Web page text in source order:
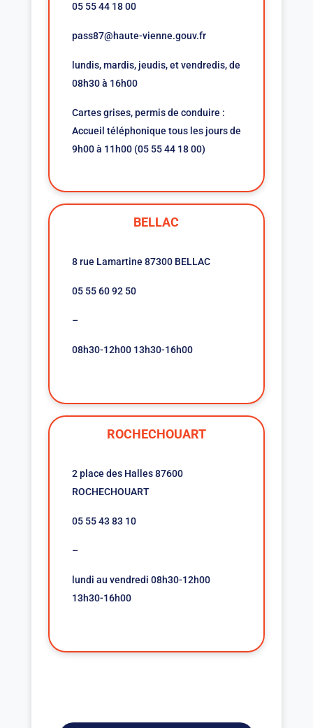
05 55 44 18 00
pass87@haute-vienne.gouv.fr
lundis, mardis, jeudis, et vendredis, de
08h30 à 16h00
Cartes grises, permis de conduire :
Accueil téléphonique tous les jours de
9h00 à 11h00 (05 55 44 18 00)
BELLAC
8 rue Lamartine 87300 BELLAC
05 55 60 92 50
–
08h30-12h00 13h30-16h00
ROCHECHOUART
2 place des Halles 87600
ROCHECHOUART
05 55 43 83 10
–
lundi au vendredi 08h30-12h00
13h30-16h00